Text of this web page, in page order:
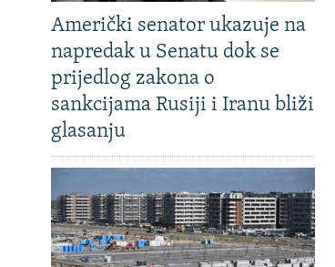
Američki senator ukazuje na
napredak u Senatu dok se
prijedlog zakona o
sankcijama Rusiji i Iranu bliži
glasanju